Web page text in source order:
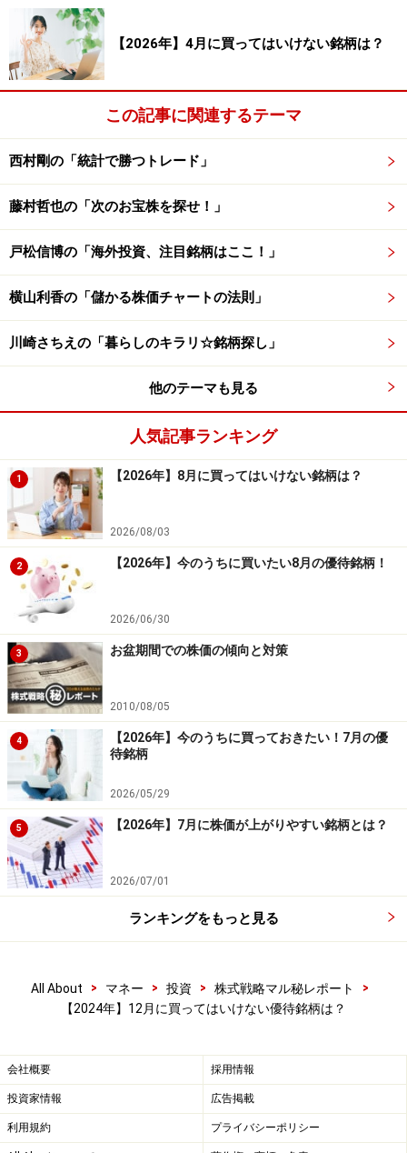
は、株価が下がりやすい傾向にある12月の優待銘柄の中
でも、特に株価が下がりやすい傾向にある優待銘柄をご
紹介します。
12月の低成績優待ランキング
システムトレードの達人
した検証において、勝率が25％未満の銘柄のランキング
です。表を見ると、似た業種の銘柄が掲載されていま
例えば、下記のような「情報・通信業」関連の銘柄で
＜4448＞kubell【勝率：0％】
＜3981＞ビーグリー【勝率：16.67％】
＜3998＞すららネット【勝率：20.00％】
これらの銘柄は、軟調に推移しやすい傾向にある12月の
優待銘柄の中でも、特に軟調に推移する傾向が強い業種
です。これらの銘柄をトレードする際は注意が必要でし
ょう。
簡単な検証結果でしたが、本記事で紹介した12月の優待
銘柄の傾向は、投資戦略を考える上での有効な判断材料
の一つになるでしょう。
これらの数字は、あくまでも過去の検証結果ですので、
これから先の未来でも同様の結果になる保証はありませ
ん。しかしながら、統計的な背景がある数字は、安心し
てトレードに臨める心強い味方となってくれるでしょ
う。皆さんも投資する際には、ぜひ一度検証してみてく
ださいね。
（このテーマでの検証については、【システムトレード
の達人】
を使って検証しています。記事の内容に関して
は万全を期しておりますが、その内容の正確性および安
全性、利用者にとっての有用性を保証するものではあり
【2026年】4月に買ってはいけない銘柄は？
この記事に関連するテーマ
西村剛の「統計で勝つトレード」
藤村哲也の「次のお宝株を探せ！」
戸松信博の「海外投資、注目銘柄はここ！」
横山利香の「儲かる株価チャートの法則」
川崎さちえの「暮らしのキラリ☆銘柄探し」
他のテーマも見る
人気記事ランキング
1 【2026年】8月に買ってはいけない銘柄は？
2026/08/03
2 【2026年】今のうちに買いたい8月の優待銘柄！
2026/06/30
3 お盆期間での株価の傾向と対策
2010/08/05
4
【2026年】今のうちに買っておきたい！7月の優
待銘柄
2026/05/29
5 【2026年】7月に株価が上がりやすい銘柄とは？
2026/07/01
ランキングをもっと見る
All About > マネー > 投資 > 株式戦略マル秘レポート
>
【2024年】12月に買ってはいけない優待銘柄は？
会社概要 採用情報
投資家情報 広告掲載
利用規約 プライバシーポリシー